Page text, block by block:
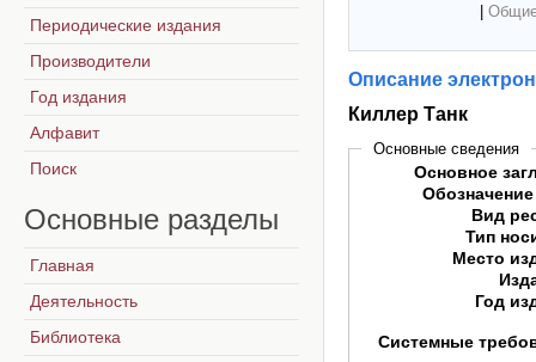
Описание
Киллер Танк
Основные сведения
Основное
Вид
Тип
Место
Год
Системные
Периодические издания
Производители
Год издания
Алфавит
Поиск
Основные разделы
Главная
Деятельность
Библиотека